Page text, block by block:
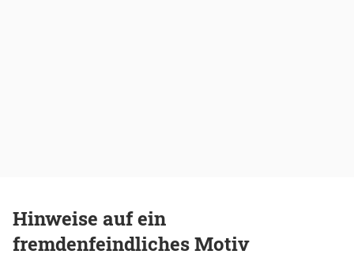
Hinweise auf ein
fremdenfeindliches Motiv